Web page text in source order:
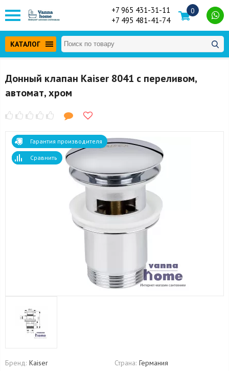
+7 965 431-31-11
+7 495 481-41-74
0
КАТАЛОГ
Донный клапан Kaiser 8041 с переливом,
автомат, хром
Гарантия производителя
Сравнить
Бренд: Kaiser Страна: Германия